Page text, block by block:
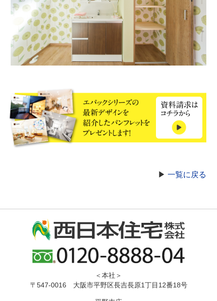
▶ 一覧に戻る
＜本社＞
〒547-0016 大阪市平野区長吉長原1丁目12番18号